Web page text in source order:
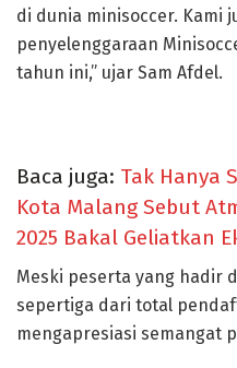
di dunia minisoccer. Kami
penyelenggaraan
tahun ini,” ujar Sam Afdel.
Baca juga: Tak Hanya
Kota Malang Sebut
2025 Bakal Geliatkan
Meski peserta yang hadir
sepertiga dari total
mengapresiasi semangat